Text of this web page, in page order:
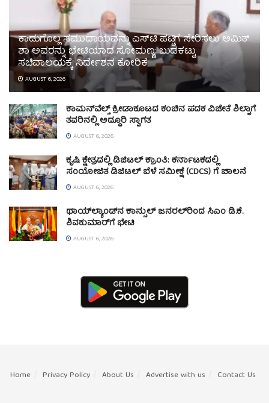
ಕಾಡುಗೊಲ್ಲ ಸಮುದಾಯವನ್ನು ಎಸ್‌ಟಿ ಪಟ್ಟಿಗೆ ಸೇರಿಸಲು ಅಮಿತ್
ಶಾ ಅವರನ್ನು ಭೇಟಿಯಾದ ಸೋಮಣ್ಣ; ಬುಡಕಟ್ಟು
ಸಚಿವಾಲಯಕ್ಕೆ ನಿರ್ದೇಶನ ಕೋರಿಕೆ
AUGUST 6, 2026
ಕಾಮನ್‌ವೆಲ್ತ್ ಕ್ರೀಡಾಕೂಟದ ಕಂಚಿನ ಪದಕ ವಿಜೇತೆ ಶಿಲ್ಪಾಗೆ
ತವರಿನಲ್ಲಿ ಅದ್ಧೂರಿ ಸ್ವಾಗತ
AUGUST 6, 2026
ಕೃಷಿ ಕ್ಷೇತ್ರದಲ್ಲಿ ಡಿಜಿಟಲ್ ಕ್ರಾಂತಿ: ಕರ್ನಾಟಕದಲ್ಲಿ
ಸಂಯೋಜಿತ ಡಿಜಿಟಲ್ ಬೆಳೆ ಸಮೀಕ್ಷೆ (CDCS) ಗೆ ಚಾಲನೆ
AUGUST 6, 2026
ಥಾಯ್‌ಲ್ಯಾಂಡ್‌ನ ಕಾನ್ಸುಲ್ ಜನರಲ್‌ರಿಂದ ಸಿಎಂ ಡಿ.ಕೆ.
ಶಿವಕುಮಾರ್‌ಗೆ ಭೇಟಿ
AUGUST 6, 2026
Home Privacy Policy About Us Advertise with us Contact Us